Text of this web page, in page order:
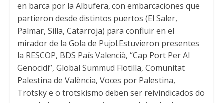
en barca por la Albufera, con embarcaciones que
partieron desde distintos puertos (El Saler,
Palmar, Silla, Catarroja) para confluir en el
mirador de la Gola de Pujol.Estuvieron presentes
la RESCOP, BDS País Valencià, “Cap Port Per Al
Genocidi”, Global Summud Flotilla, Comunitat
Palestina de València, Voces por Palestina,
Trotsky e o trotskismo deben ser reivindicados do